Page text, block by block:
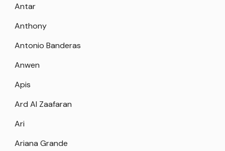
Antar
Anthony
Antonio Banderas
Anwen
Apis
Ard Al Zaafaran
Ari
Ariana Grande